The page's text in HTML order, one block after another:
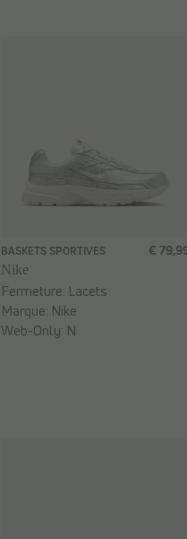
BASKETS SPORTIVES
Nike
€
Fermeture: Lacets
Marque: Nike
Web-Only: N